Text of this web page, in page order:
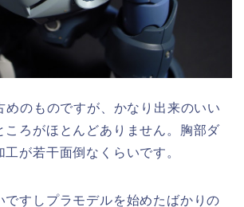
めのものですが、かなり出来のいい
ころがほとんどありません。胸部ダ
が若干面倒なくらいです。
ですしプラモデルを始めたばかりの